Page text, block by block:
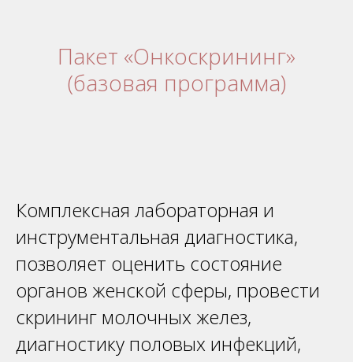
Пакет «Онкоскрининг»
(базовая программа)
Комплексная лабораторная и
инструментальная диагностика,
позволяет оценить состояние
органов женской сферы, провести
скрининг молочных желез,
диагностику половых инфекций,